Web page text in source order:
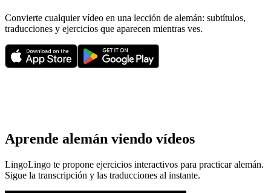
Convierte cualquier vídeo en una lección de alemán: subtítulos,
traducciones y ejercicios que aparecen mientras ves.
Aprende alemán viendo vídeos
LingoLingo te propone ejercicios interactivos para practicar alemán.
Sigue la transcripción y las traducciones al instante.